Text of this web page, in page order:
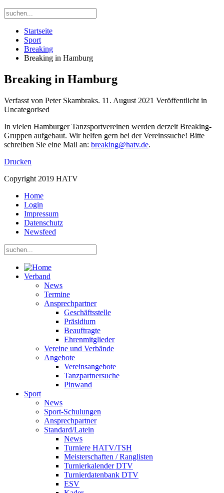
Startseite
Sport
Breaking
Breaking in Hamburg
Breaking in Hamburg
Verfasst von Peter Skambraks. 11. August 2021 Veröffentlicht in
Uncategorised
In vielen Hamburger Tanzsportvereinen werden derzeit Breaking-
Gruppen aufgebaut. Wir helfen gern bei der Vereinssuche! Bitte
schreiben Sie eine Mail an: breaking@hatv.de.
Drucken
Copyright 2019 HATV
Home
Login
Impressum
Datenschutz
Newsfeed
Verband
News
Termine
Ansprechpartner
Geschäftsstelle
Präsidium
Beauftragte
Ehrenmitglieder
Vereine und Verbände
Angebote
Vereinsangebote
Tanzpartnersuche
Pinwand
Sport
News
Sport-Schulungen
Ansprechpartner
Standard/Latein
News
Turniere HATV/TSH
Meisterschaften / Ranglisten
Turnierkalender DTV
Turnierdatenbank DTV
ESV